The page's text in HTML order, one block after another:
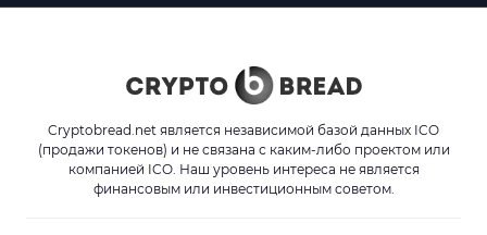
Cryptobread.net является независимой базой данных ICO
(продажи токенов) и не связана с каким-либо проектом или
компанией ICO. Наш уровень интереса не является
финансовым или инвестиционным советом.